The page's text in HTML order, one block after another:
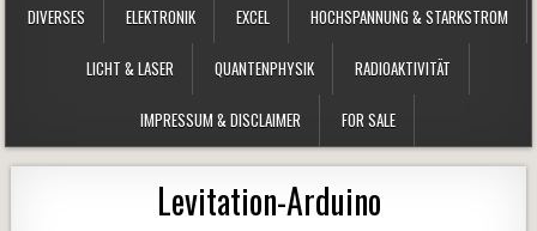
DIVERSES ELEKTRONIK EXCEL HOCHSPANNUNG & STARKSTROM
LICHT & LASER QUANTENPHYSIK RADIOAKTIVITÄT
IMPRESSUM & DISCLAIMER FOR SALE
Levitation-Arduino